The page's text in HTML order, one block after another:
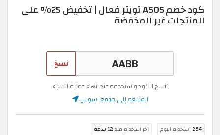
كود خصم ASOS تويتر فعال | تخفيض 25% على
المنتجات غير المخفضة
نسخ
انسخ الكود واستخدمه عند انهاء عملية الشراء
المتابعة إلى موقع اسوس
264 استخدام اليوم اخر استخدام منذ 12 ساعة